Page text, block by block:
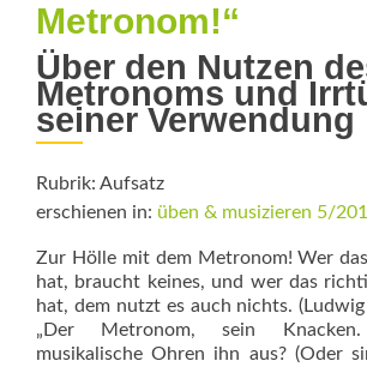
Metronom!“
Über den Nutzen
Metronoms und
seiner Verwendung
Rubrik: Aufsatz
erschienen in: üben & musizieren 5/
Zur Hölle mit dem Metronom! Wer
hat, braucht keines, und wer das
hat, dem nutzt es auch nichts.
„Der Metronom, sein
musikalische Ohren ihn aus? (Oder